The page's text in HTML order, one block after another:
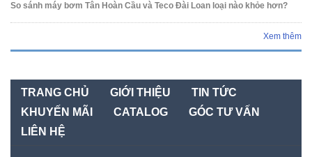
So sánh máy bơm Tân Hoàn Cầu và Teco Đài Loan loại nào khỏe hơn?
Xem thêm
TRANG CHỦ GIỚI THIỆU
TIN TỨC
KHUYẾN MÃI
CATALOG
GÓC TƯ VẤN
LIÊN HỆ